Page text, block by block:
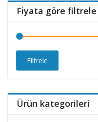
Fiyata göre filtrele
Filtrele
Ürün kategorileri